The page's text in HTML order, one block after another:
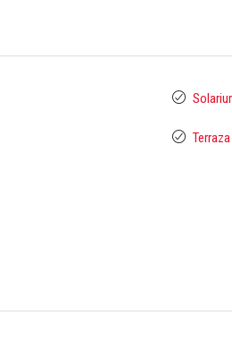
Terraza